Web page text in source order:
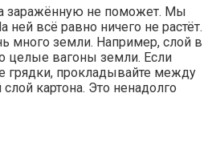
заражённую не поможет. Мы
ней всё равно ничего не растёт.
много земли. Например, слой в
целые вагоны земли. Если
грядки, прокладывайте между
картона. Это ненадолго